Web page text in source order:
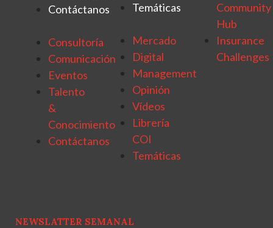
Contáctanos
Consultoría
Comunicación
Eventos
Talento
&
Conocimiento
Contáctanos
Temáticas
Mercado
Digital
Management
Opinión
Vídeos
Librería
COI
Temáticas
Community
Hub
Insurance
Challenges
NEWSLATTER SEMANAL